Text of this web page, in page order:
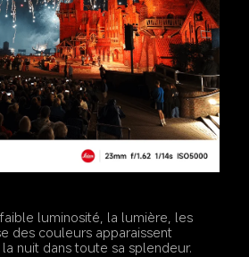
luminosité, la lumière, les
des couleurs apparaissent
nuit dans toute sa splendeur.